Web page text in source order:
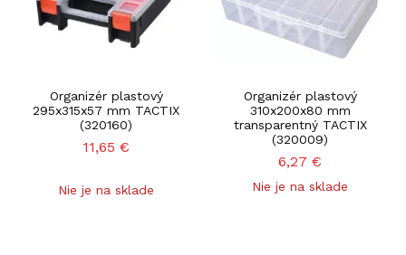
Organizér plastový
295x315x57 mm TACTIX
(320160)
11,65 €
Nie je na sklade
Organizér plastový
310x200x80 mm
transparentný TACTIX
(320009)
6,27 €
Nie je na sklade